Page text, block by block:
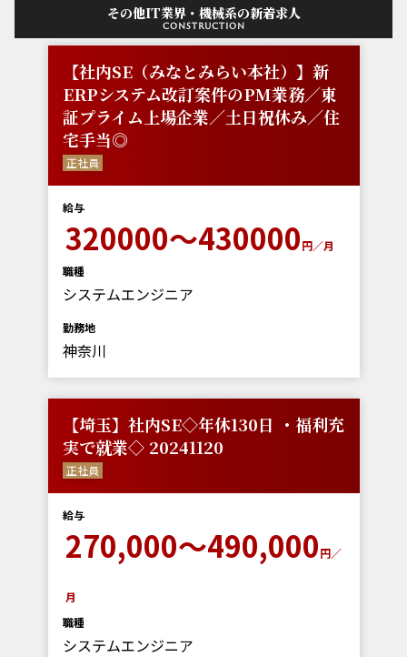
その他IT業界・機械系の新着求人
construction
【社内SE（みなとみらい本社）】新
ERPシステム改訂案件のPM業務／東
証プライム上場企業／土日祝休み／住
宅手当◎
正社員
給与
320000～430000円／月
職種
システムエンジニア
勤務地
神奈川
【埼玉】社内SE◇年休130日 ・福利充
実で就業◇ 20241120
正社員
給与
270,000～490,000円／
月
職種
システムエンジニア